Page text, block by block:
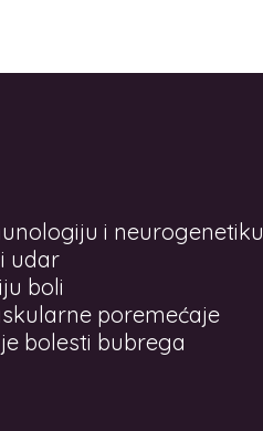
i neurogenetiku
udar
boli
poremećaje
bolesti bubrega